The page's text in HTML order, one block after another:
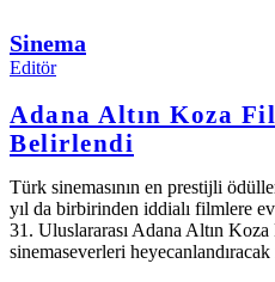
Sinema
Editör
Adana Altın Koza
Belirlendi
Türk sinemasının en prestijli
yıl da birbirinden iddialı filmlere
31. Uluslararası Adana Altın
sinemaseverleri